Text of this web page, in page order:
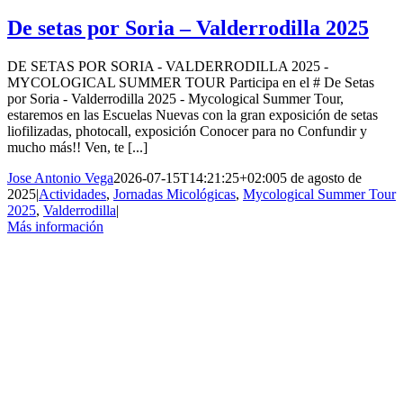
De setas por Soria – Valderrodilla 2025
DE SETAS POR SORIA - VALDERRODILLA 2025 -
MYCOLOGICAL SUMMER TOUR Participa en el # De Setas
por Soria - Valderrodilla 2025 - Mycological Summer Tour,
estaremos en las Escuelas Nuevas con la gran exposición de setas
liofilizadas, photocall, exposición Conocer para no Confundir y
mucho más!! Ven, te [...]
Jose Antonio Vega2026-07-15T14:21:25+02:005 de agosto de
2025|Actividades, Jornadas Micológicas, Mycological Summer Tour
2025, Valderrodilla|
Más información